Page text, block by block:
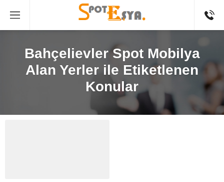
Bahçelievler Spot Mobilya
Alan Yerler ile Etiketlenen
Konular